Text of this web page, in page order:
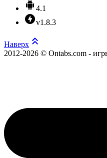
4.1
v1.8.3
Наверх
2012-2026 © Ontabs.com -